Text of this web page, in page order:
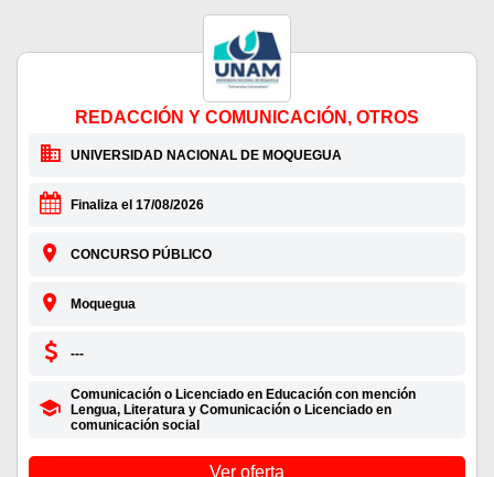
REDACCIÓN Y COMUNICACIÓN, OTROS
UNIVERSIDAD NACIONAL DE MOQUEGUA
Finaliza el 17/08/2026
CONCURSO PÚBLICO
Moquegua
---
Comunicación o Licenciado en Educación con mención
Lengua, Literatura y Comunicación o Licenciado en
comunicación social
Ver oferta